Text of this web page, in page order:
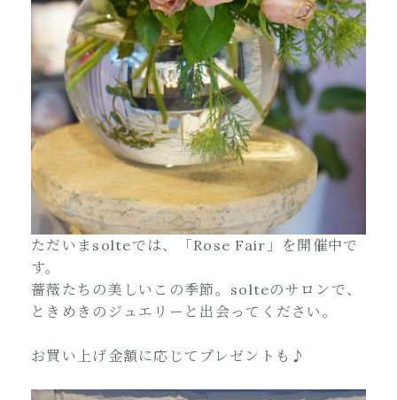
ただいまsolteでは、「Rose Fair」を開催中で
す。
薔薇たちの美しいこの季節。solteのサロンで、
ときめきのジュエリーと出会ってください。
お買い上げ金額に応じてプレゼントも♪